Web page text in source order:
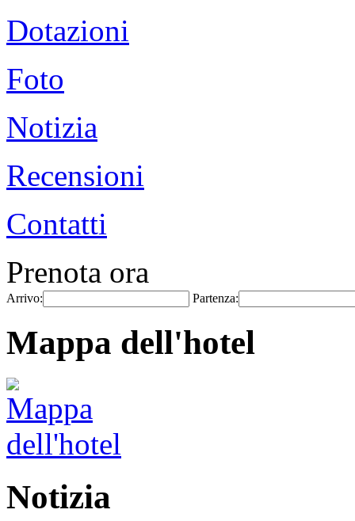
Dotazioni
Foto
Notizia
Recensioni
Contatti
Prenota ora
Arrivo: Partenza:
Mappa dell'hotel
Notizia